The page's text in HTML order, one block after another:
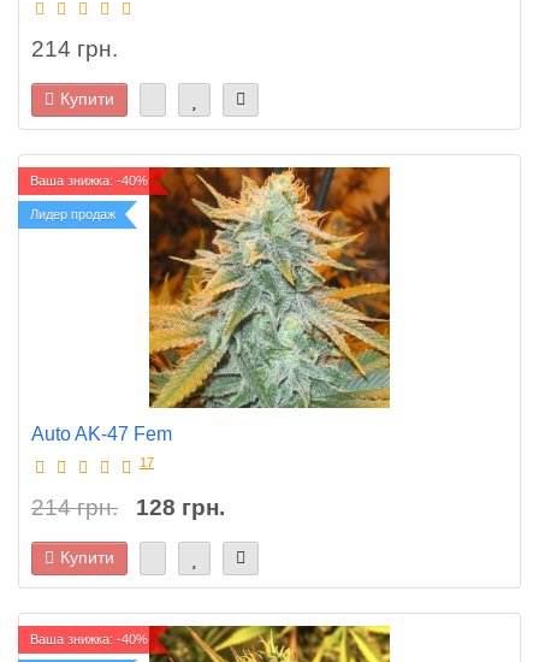
214 грн.
Купити
Ваша знижка: -40%
Лидер продаж
Auto AK-47 Fem
17
214 грн. 128 грн.
Купити
Ваша знижка: -40%